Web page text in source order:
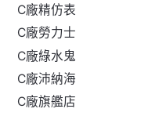
C廠精仿表
C廠勞力士
C廠綠水鬼
C廠沛納海
C廠旗艦店